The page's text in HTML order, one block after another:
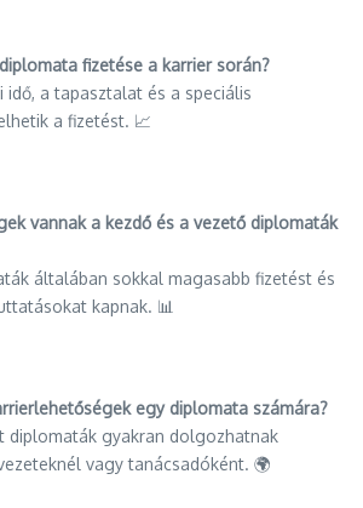
fizetése a karrier során?
idő, a tapasztalat és a speciális
a fizetést. 📈
vannak a kezdő és a vezető diplomaták
általában sokkal magasabb fizetést és
kapnak. 📊
egy diplomata számára?
diplomaták gyakran dolgozhatnak
vagy tanácsadóként. 🌍